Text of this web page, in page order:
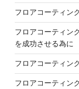
フロアコーティン
フロアコーティン
を成功させる為に
フロアコーティン
フロアコーティン